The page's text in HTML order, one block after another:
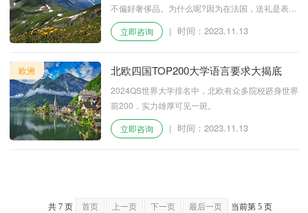
不偏好奢侈品。为什么呢?因为在法国，送礼是表达
情感和情谊的方式，而奢侈品常常被视作铺张浪
费、过于物质化。法国人更看重情感表达和相互理
想当然地送奢侈品，可能不会赢得真挚的情感回
立即咨询 | 时间：2023.11.13
欧洲 北欧四国TOP200大学语言要求大揭底
2024QS世界大学排名中，北欧有众多院校跻身世界
前200，实力雄厚可见一斑。
立即咨询
| 时间：2023.11.13
共 7页 首页 上一页 下一页 最后一页 当前第 5 页